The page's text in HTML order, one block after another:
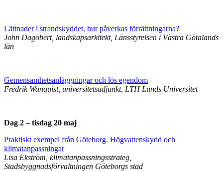
Lättnader i strandskyddet, hur påverkas förrättningarna?
John Dagobert, landskapsarkitekt, Länsstyrelsen i Västra Götalands
län
Gemensamhetsanläggningar och lös egendom
Fredrik Wanquist, universitetsadjunkt, LTH Lunds Universitet
Dag 2 – tisdag 20 maj
Praktiskt exempel från Göteborg. Högvattenskydd och
klimatanpassningar
Lisa Ekström, klimatanpassningsstrateg,
Stadsbyggnadsförvaltningen Göteborgs stad